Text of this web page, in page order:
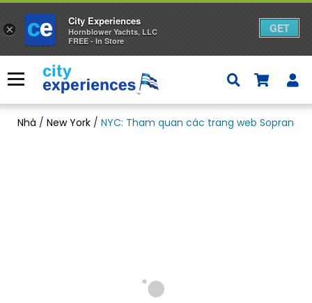
qua
nội
dung
Thực đơn
Nhà / New York / NYC: Tham quan các trang web Sopranos
×
City Experiences
Hornblower Yachts, LLC
FREE - In Store
GET